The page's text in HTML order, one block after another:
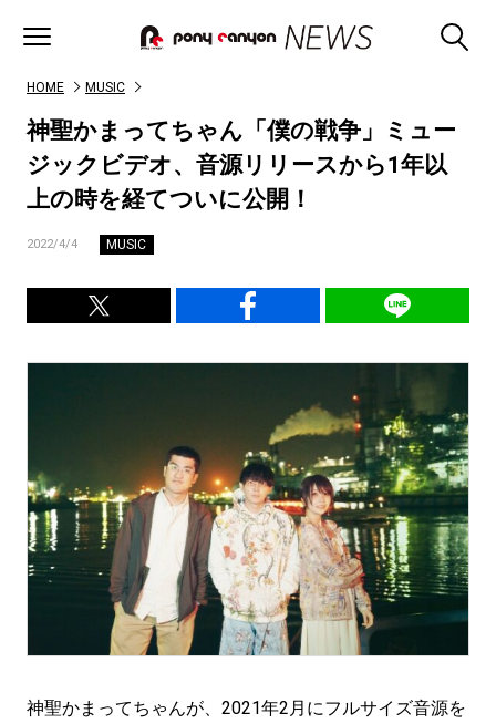
HOME MUSIC
神聖かまってちゃん「僕の戦争」ミュー
ジックビデオ、音源リリースから1年以
上の時を経てついに公開！
2022/4/4 MUSIC
神聖かまってちゃんが、2021年2月にフルサイズ音源を